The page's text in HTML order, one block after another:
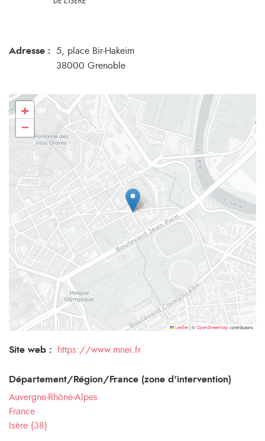
Adresse :
5, place Bir-Hakeim
38000 Grenoble
+
−
Leaflet © OpenStreetMap contributors
Site web : https://www.mnei.fr
Département/Région/France (zone d'intervention)
Auvergne-Rhône-Alpes
France
Isère (38)